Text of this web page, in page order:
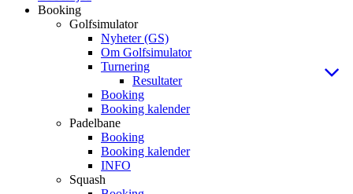
Booking
Golfsimulator
Nyheter (GS)
Om Golfsimulator
Turnering
Resultater
Booking
Booking kalender
Padelbane
Booking
Booking kalender
INFO
Squash